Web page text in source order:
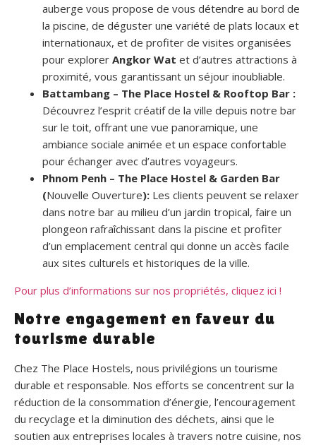
auberge vous propose de vous détendre au bord de
la piscine, de déguster une variété de plats locaux et
internationaux, et de profiter de visites organisées
pour explorer Angkor Wat et d’autres attractions à
proximité, vous garantissant un séjour inoubliable.
Battambang – The Place Hostel & Rooftop Bar :
Découvrez l’esprit créatif de la ville depuis notre bar
sur le toit, offrant une vue panoramique, une
ambiance sociale animée et un espace confortable
pour échanger avec d’autres voyageurs.
Phnom Penh – The Place Hostel & Garden Bar
(Nouvelle Ouverture): Les clients peuvent se relaxer
dans notre bar au milieu d’un jardin tropical, faire un
plongeon rafraîchissant dans la piscine et profiter
d’un emplacement central qui donne un accès facile
aux sites culturels et historiques de la ville.
Pour plus d’informations sur nos propriétés, cliquez ici !
Notre engagement en faveur du
tourisme durable
Chez The Place Hostels, nous privilégions un tourisme
durable et responsable. Nos efforts se concentrent sur la
réduction de la consommation d’énergie, l’encouragement
du recyclage et la diminution des déchets, ainsi que le
soutien aux entreprises locales à travers notre cuisine, nos